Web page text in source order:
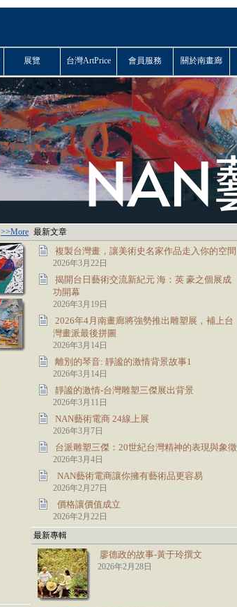
展覽 台灣ArtPrice 會員服務 關於南畫廊
>>More 最新文章
複製台灣畫，讓美術史名家作品走入你的空間
2026年3月22日
揭開台日藝術交流新紀元 海：英 豪之個展成
功開幕
2026年3月19日
2026年4月南畫廊將強勢推出雕塑展，補上台
灣畫派最後拼圖
2026年3月14日
離別的琴音: 靜謐的激情背景故事1
2026年3月14日
靜謐的激情-台灣雕塑三傑展出背景
2026年3月11日
NAN藝術電商 24線上展
2026年3月7日
台派雕塑三傑：20世紀台灣精神的表現與象徵
2026年3月4日
NAN藝術電商讓你擁有藝術品更容易
2026年2月27日
價格讓價值成立
2026年2月22日
最新專輯
廖德政的故事-黃于玲撰文
2026年2月28日